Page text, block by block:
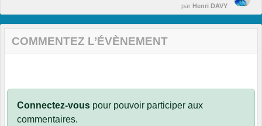
par Henri DAVY
COMMENTEZ L’ÉVÈNEMENT
Connectez-vous pour pouvoir participer aux
commentaires.